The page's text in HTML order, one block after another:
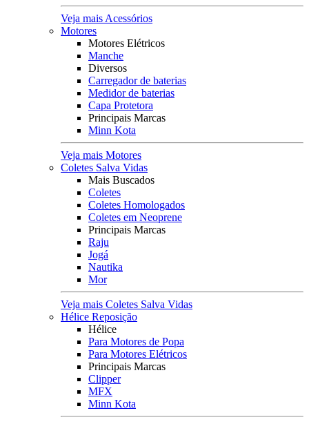
Veja mais Acessórios
Motores
Motores Elétricos
Manche
Diversos
Carregador de baterias
Medidor de baterias
Capa Protetora
Principais Marcas
Minn Kota
Veja mais Motores
Coletes Salva Vidas
Mais Buscados
Coletes
Coletes Homologados
Coletes em Neoprene
Principais Marcas
Raju
Jogá
Nautika
Mor
Veja mais Coletes Salva Vidas
Hélice Reposição
Hélice
Para Motores de Popa
Para Motores Elétricos
Principais Marcas
Clipper
MFX
Minn Kota